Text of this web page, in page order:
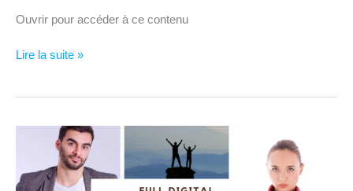
Ouvrir pour accéder à ce contenu
Séances
Entraînement
–
Lire la suite »